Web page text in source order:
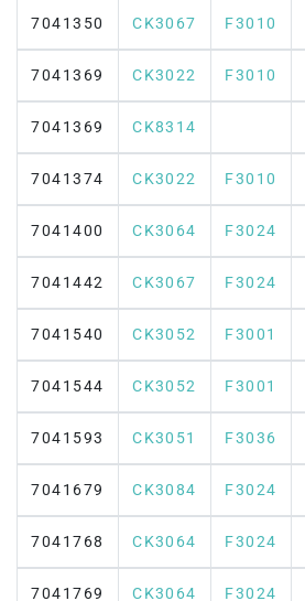
7041350 CK3067 F3010
7041369 CK3022 F3010
7041369 CK8314
7041374 CK3022 F3010
7041400 CK3064 F3024
7041442 CK3067 F3024
7041540 CK3052 F3001
7041544 CK3052 F3001
7041593 CK3051 F3036
7041679 CK3084 F3024
7041768 CK3064 F3024
7041769 CK3064 F3024